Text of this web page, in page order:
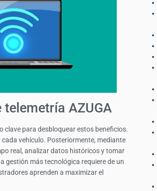
AZUGA
clave para desbloquear estos beneficios.
vehículo. Posteriormente, mediante
real, analizar datos históricos y tomar
gestión más tecnológica requiere de un
aprenden a maximizar el